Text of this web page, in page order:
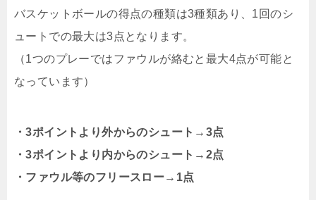
バスケットボールの得点の種類は3種類あり、1回のシ
ュートでの最大は3点となります。
（1つのプレーではファウルが絡むと最大4点が可能と
なっています）
・3ポイントより外からのシュート→3点
・3ポイントより内からのシュート→2点
・ファウル等のフリースロー→1点